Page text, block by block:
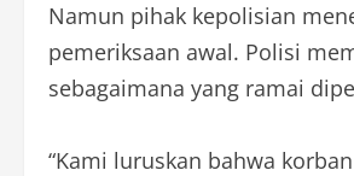
Namun pihak kepolisian
pemeriksaan awal. Polisi
sebagaimana yang ramai
“Kami luruskan bahwa